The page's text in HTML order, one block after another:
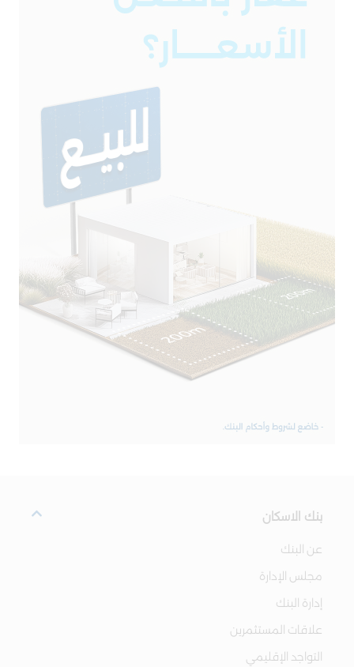
بنك الاسكان
عن البنك
مجلس الإدارة
إدارة البنك
علاقات المستثمرين
التواجد الإقليمي